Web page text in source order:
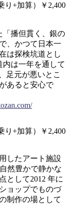
り+加算）￥2,400
「播但貫く、銀の
、かつて日本一
は探検坑道とし
は一年を通して
足元が悪いとこ
あると安心で
り+加算）￥2,400
したアート施設
然豊かで静かな
として2012 年に
ョップでものづ
制作の場として